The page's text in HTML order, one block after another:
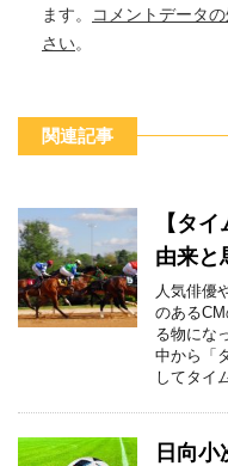
ます。
コメントデータ
さい。
関連記事
【タ
由来と
人気俳優
のある
る物にな
中から「
してタイ
日向